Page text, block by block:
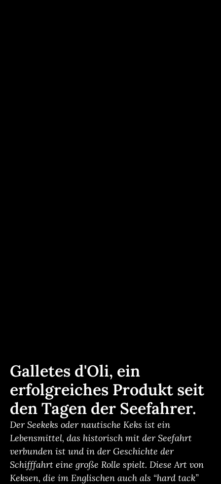
Galletes d'Oli, ein
erfolgreiches Produkt seit
den Tagen der Seefahrer.
Der Seekeks oder nautische Keks ist ein
Lebensmittel, das historisch mit der Seefahrt
verbunden ist und in der Geschichte der
Schifffahrt eine große Rolle spielt. Diese Art von
Keksen, die im Englischen auch als “hard tack”